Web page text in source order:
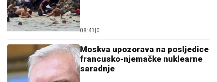
08:41 |0
Moskva upozorava na posljedice
francusko-njemačke nuklearne
saradnje